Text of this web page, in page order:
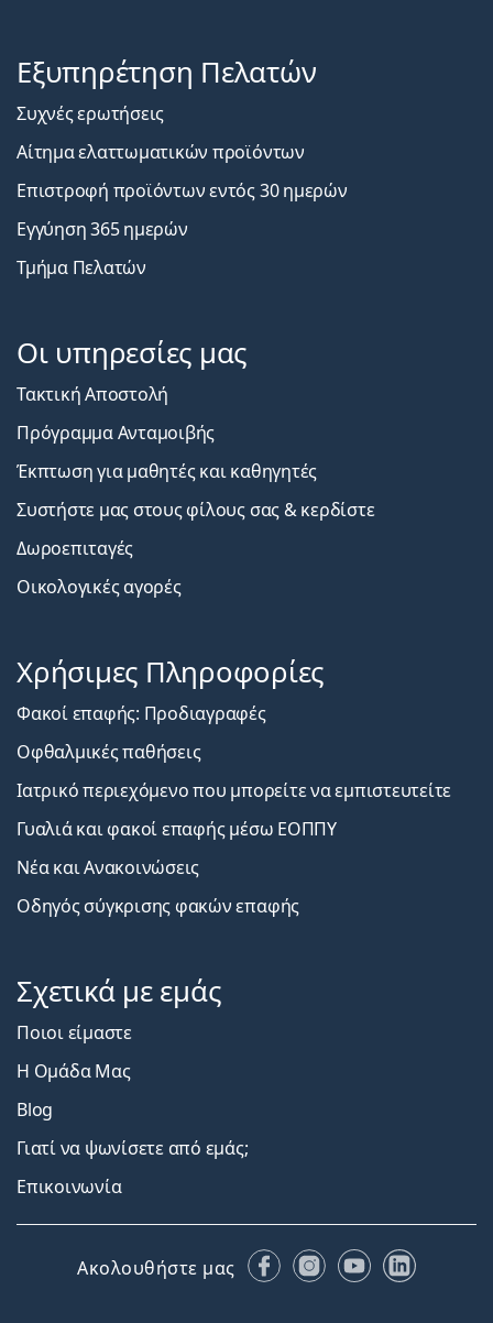
Εξυπηρέτηση Πελατών
Συχνές ερωτήσεις
Αίτημα ελαττωματικών προϊόντων
Επιστροφή προϊόντων εντός 30 ημερών
Εγγύηση 365 ημερών
Τμήμα Πελατών
Οι υπηρεσίες μας
Τακτική Αποστολή
Πρόγραμμα Ανταμοιβής
Έκπτωση για μαθητές και καθηγητές
Συστήστε μας στους φίλους σας & κερδίστε
Δωροεπιταγές
Οικολογικές αγορές
Χρήσιμες Πληροφορίες
Φακοί επαφής: Προδιαγραφές
Οφθαλμικές παθήσεις
Ιατρικό περιεχόμενο που μπορείτε να εμπιστευτείτε
Γυαλιά και φακοί επαφής μέσω ΕΟΠΠΥ
Νέα και Ανακοινώσεις
Οδηγός σύγκρισης φακών επαφής
Σχετικά με εμάς
Ποιοι είμαστε
Η Ομάδα Μας
Blog
Γιατί να ψωνίσετε από εμάς;
Επικοινωνία
Ακολουθήστε μας FacebookInstagram
YouTubeLinkedIn